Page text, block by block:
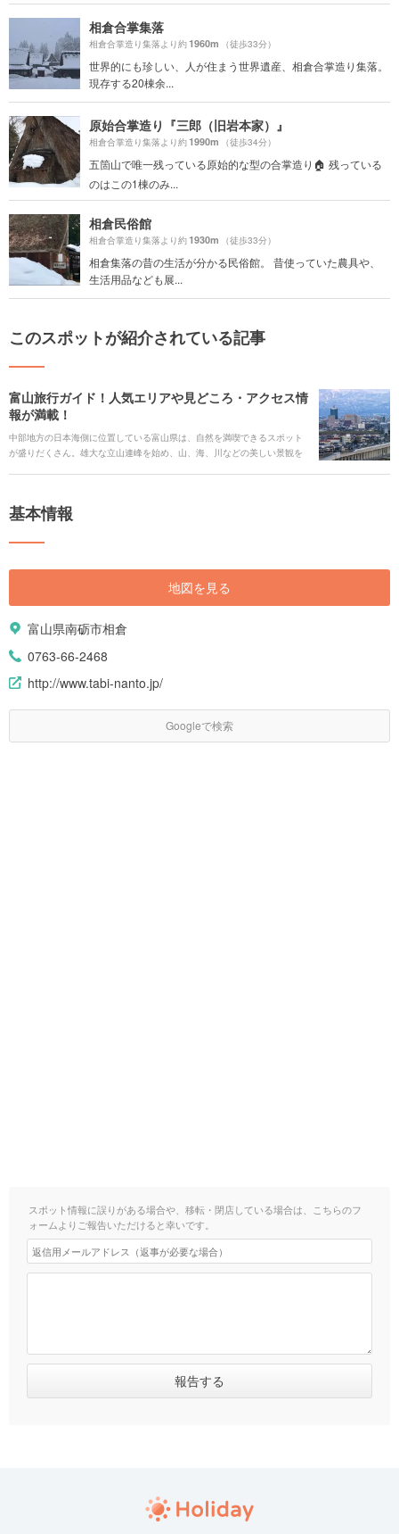
相倉合掌集落
相倉合掌造り集落より約1960m （徒歩33分）
世界的にも珍しい、人が住まう世界遺産、相倉合掌造り集落。
現存する20棟余...
原始合掌造り『三郎（旧岩本家）』
相倉合掌造り集落より約1990m （徒歩34分）
五箇山で唯一残っている原始的な型の合掌造り🏠 残っている
のはこの1棟のみ...
相倉民俗館
相倉合掌造り集落より約1930m （徒歩33分）
相倉集落の昔の生活が分かる民俗館。 昔使っていた農具や、
生活用品なども展...
このスポットが紹介されている記事
富山旅行ガイド！人気エリアや見どころ・アクセス情
報が満載！
中部地方の日本海側に位置している富山県は、自然を満喫できるスポット
が盛りだくさん。雄大な立山連峰を始め、山、海、川などの美しい景観を
見物客が訪れるおわら風の盆がおすすめです。さまざまなスポットを巡
基本情報
地図を見る
富山県南砺市相倉
0763-66-2468
http://www.tabi-nanto.jp/
Googleで検索
スポット情報に誤りがある場合や、移転・閉店している場合は、こちらのフ
ォームよりご報告いただけると幸いです。